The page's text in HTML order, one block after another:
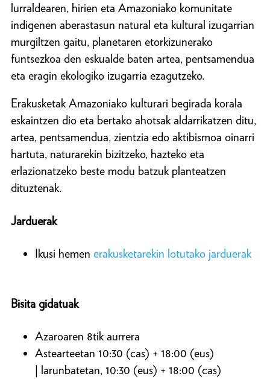
lurraldearen, hirien eta Amazoniako komunitate
indigenen aberastasun natural eta kultural izugarrian
murgiltzen gaitu, planetaren etorkizunerako
funtsezkoa den eskualde baten artea, pentsamendua
eta eragin ekologiko izugarria ezagutzeko.
Erakusketak Amazoniako kulturari begirada korala
eskaintzen dio eta bertako ahotsak aldarrikatzen ditu,
artea, pentsamendua, zientzia edo aktibismoa oinarri
hartuta, naturarekin bizitzeko, hazteko eta
erlazionatzeko beste modu batzuk planteatzen
dituztenak.
Jarduerak
Ikusi hemen erakusketarekin lotutako jarduerak
Bisita gidatuak
Azaroaren 8tik aurrera
Astearteetan 10:30 (cas) + 18:00 (eus)
| larunbatetan, 10:30 (eus) + 18:00 (cas)